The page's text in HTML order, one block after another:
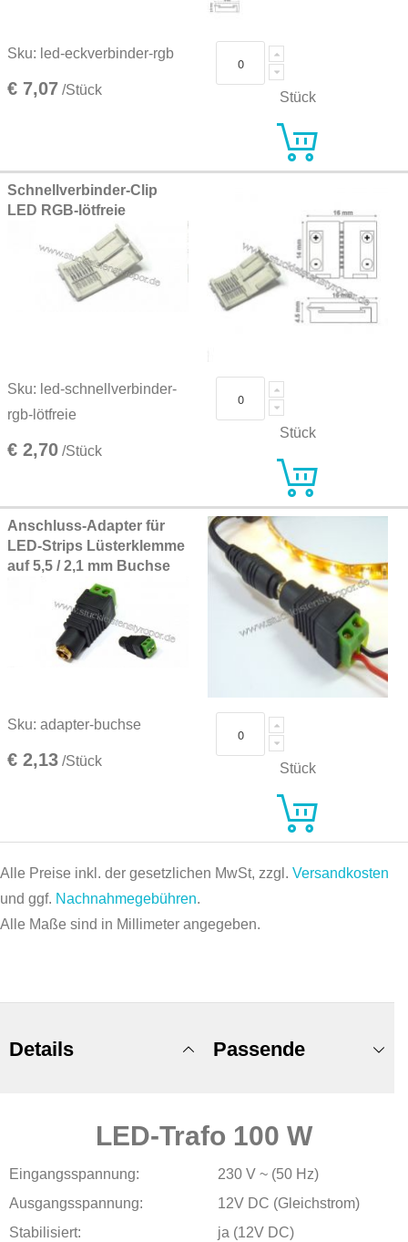
Sku: led-eckverbinder-rgb
€ 7,07 /Stück Stück
Schnellverbinder-Clip
LED RGB-lötfreie
Sku: led-schnellverbinder-
rgb-lötfreie
€ 2,70 /Stück
Stück
Anschluss-Adapter für
LED-Strips Lüsterklemme
auf 5,5 / 2,1 mm Buchse
Sku: adapter-buchse
€ 2,13 /Stück Stück
Alle Preise inkl. der gesetzlichen MwSt, zzgl. Versandkosten
und ggf. Nachnahmegebühren.
Alle Maße sind in Millimeter angegeben.
Details
LED-Trafo 100 W
Eingangsspannung:
230 V ~ (50 Hz)
Ausgangsspannung:
12V DC (Gleichstrom)
Stabilisiert:
ja (12V DC)
Passende
Produkte